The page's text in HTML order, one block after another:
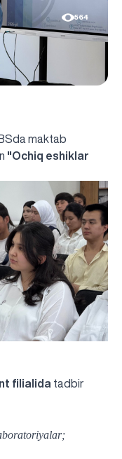
564
maktab
"Ochiq eshiklar
filialida tadbir